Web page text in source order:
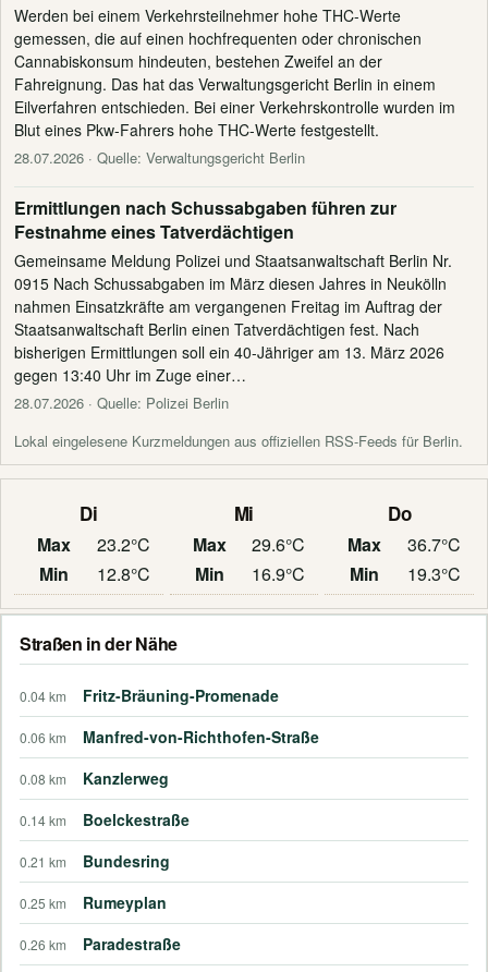
Werden bei einem Verkehrsteilnehmer hohe THC-Werte
gemessen, die auf einen hochfrequenten oder chronischen
Cannabiskonsum hindeuten, bestehen Zweifel an der
Fahreignung. Das hat das Verwaltungsgericht Berlin in einem
Eilverfahren entschieden. Bei einer Verkehrskontrolle wurden im
Blut eines Pkw-Fahrers hohe THC-Werte festgestellt.
28.07.2026 · Quelle: Verwaltungsgericht Berlin
Ermittlungen nach Schussabgaben führen zur
Festnahme eines Tatverdächtigen
Gemeinsame Meldung Polizei und Staatsanwaltschaft Berlin Nr.
0915 Nach Schussabgaben im März diesen Jahres in Neukölln
nahmen Einsatzkräfte am vergangenen Freitag im Auftrag der
Staatsanwaltschaft Berlin einen Tatverdächtigen fest. Nach
bisherigen Ermittlungen soll ein 40-Jähriger am 13. März 2026
gegen 13:40 Uhr im Zuge einer…
28.07.2026 · Quelle: Polizei Berlin
Lokal eingelesene Kurzmeldungen aus offiziellen RSS-Feeds für Berlin.
Di
Max
23.2°C
Min
12.8°C
Mi
Max
29.6°C
Min
16.9°C
Do
Max
36.7°C
Min
19.3°C
Straßen in der Nähe
0.04 km Fritz-Bräuning-Promenade
0.06 km Manfred-von-Richthofen-Straße
0.08 km Kanzlerweg
0.14 km Boelckestraße
0.21 km Bundesring
0.25 km Rumeyplan
0.26 km Paradestraße